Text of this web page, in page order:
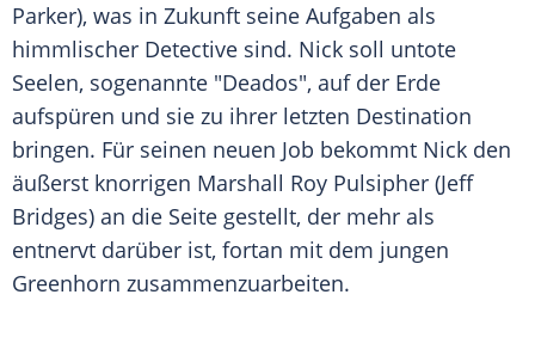
Parker), was in Zukunft seine Aufgaben als
himmlischer Detective sind. Nick soll untote
Seelen, sogenannte "Deados", auf der Erde
aufspüren und sie zu ihrer letzten Destination
bringen. Für seinen neuen Job bekommt Nick den
äußerst knorrigen Marshall Roy Pulsipher (Jeff
Bridges) an die Seite gestellt, der mehr als
entnervt darüber ist, fortan mit dem jungen
Greenhorn zusammenzuarbeiten.